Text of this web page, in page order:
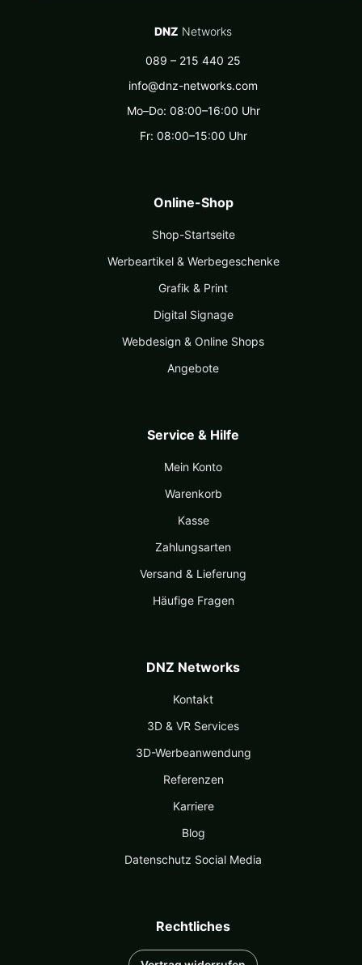
DNZ Networks
089 – 215 440 25
info@dnz-networks.com
Mo–Do: 08:00–16:00 Uhr
Fr: 08:00–15:00 Uhr
Online-Shop
Shop-Startseite
Werbeartikel & Werbegeschenke
Grafik & Print
Digital Signage
Webdesign & Online Shops
Angebote
Service & Hilfe
Mein Konto
Warenkorb
Kasse
Zahlungsarten
Versand & Lieferung
Häufige Fragen
DNZ Networks
Kontakt
3D & VR Services
3D-Werbeanwendung
Referenzen
Karriere
Blog
Datenschutz Social Media
Rechtliches